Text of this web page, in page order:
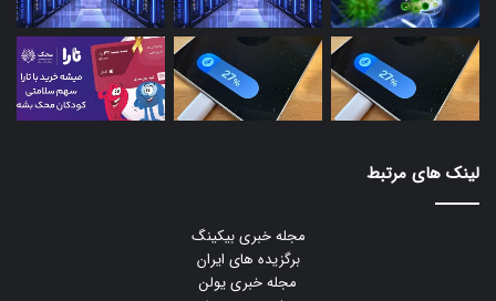
لینک های مرتبط
مجله خبری بیکینگ
برگزیده های ایران
مجله خبری یولن